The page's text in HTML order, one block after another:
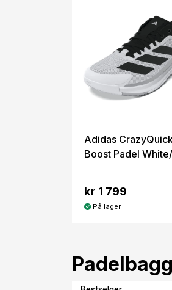
Adidas
Boost Padel
kr 1 799
På lager